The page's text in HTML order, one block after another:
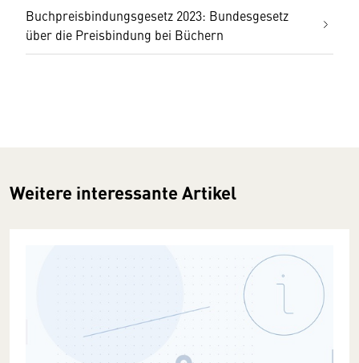
Buchpreisbindungsgesetz 2023: Bundesgesetz
über die Preisbindung bei Büchern
Weitere interessante Artikel